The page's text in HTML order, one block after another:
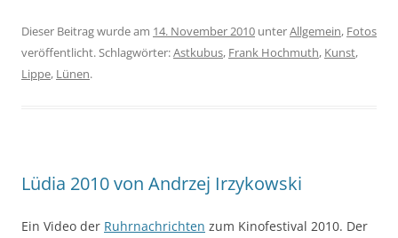
Dieser Beitrag wurde am 14. November 2010 unterAllgemein, Fotos
veröffentlicht. Schlagwörter:Astkubus, Frank Hochmuth, Kunst,
Lippe, Lünen.
Lüdia 2010 von Andrzej Irzykowski
Ein Video der Ruhrnachrichten zum Kinofestival 2010. Der